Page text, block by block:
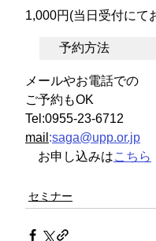
1,000円(当日受付にて
予約方法
メールやお電話での
ご予約もOK
Tel:0955-23-6712
mail :saga@upp.or.jp
お申し込みはこちら
セミナー